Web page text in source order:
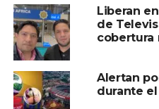
A CONTINUACIÓN
Manuel Neuer sale
Alemania para el
NO TE PIERDAS
Cristiano Ronaldo
Portugal para su
Liberan
de
cobertura
Alertan
durante